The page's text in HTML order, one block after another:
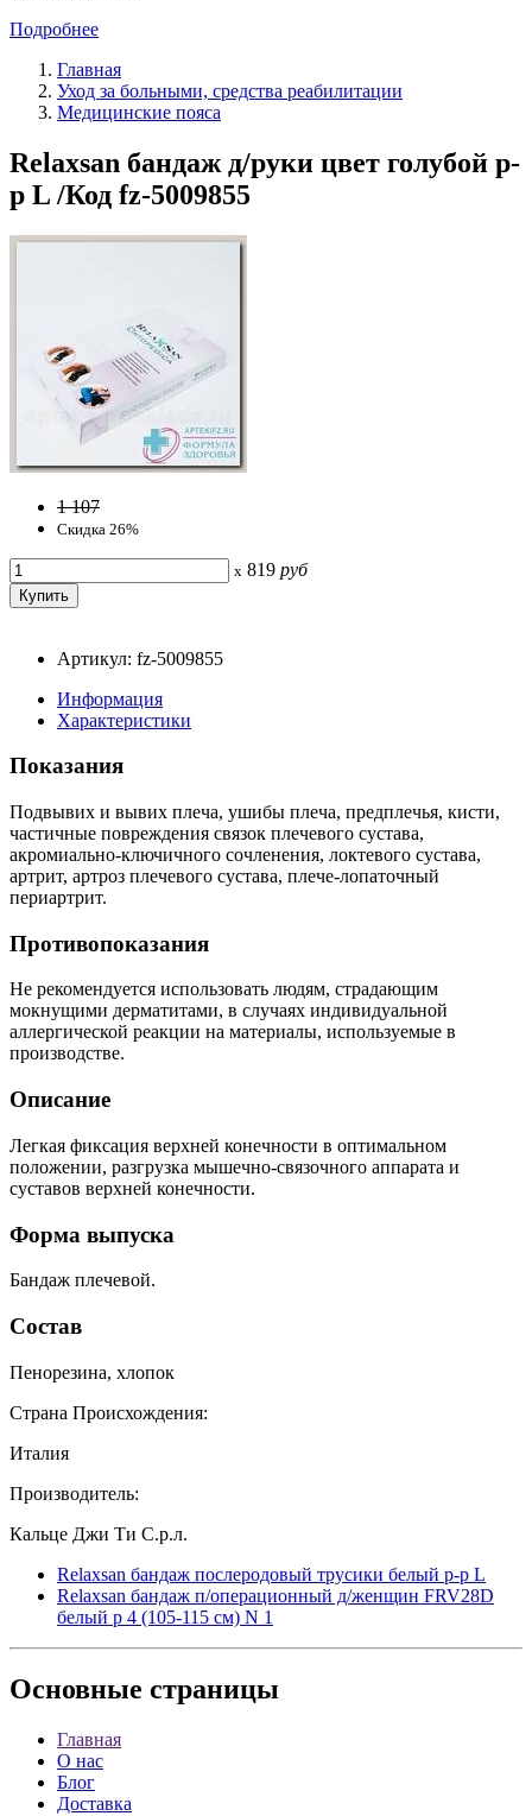
Подробнее
Главная
Уход за больными, средства реабилитации
Медицинские пояса
Relaxsan бандаж д/руки цвет голубой р-
р L /Код fz-5009855
1 107
Скидка 26%
x 819 руб
Артикул: fz-5009855
Информация
Характеристики
Показания
Подвывих и вывих плеча, ушибы плеча, предплечья, кисти,
частичные повреждения связок плечевого сустава,
акромиально-ключичного сочленения, локтевого сустава,
артрит, артроз плечевого сустава, плече-лопаточный
периартрит.
Противопоказания
Не рекомендуется использовать людям, страдающим
мокнущими дерматитами, в случаях индивидуальной
аллергической реакции на материалы, используемые в
производстве.
Описание
Легкая фиксация верхней конечности в оптимальном
положении, разгрузка мышечно-связочного аппарата и
суставов верхней конечности.
Форма выпуска
Бандаж плечевой.
Состав
Пенорезина, хлопок
Страна Происхождения:
Италия
Производитель:
Кальце Джи Ти С.р.л.
Relaxsan бандаж послеродовый трусики белый р-р L
Relaxsan бандаж п/операционный д/женщин FRV28D
белый р 4 (105-115 см) N 1
Основные страницы
Главная
О нас
Блог
Доставка